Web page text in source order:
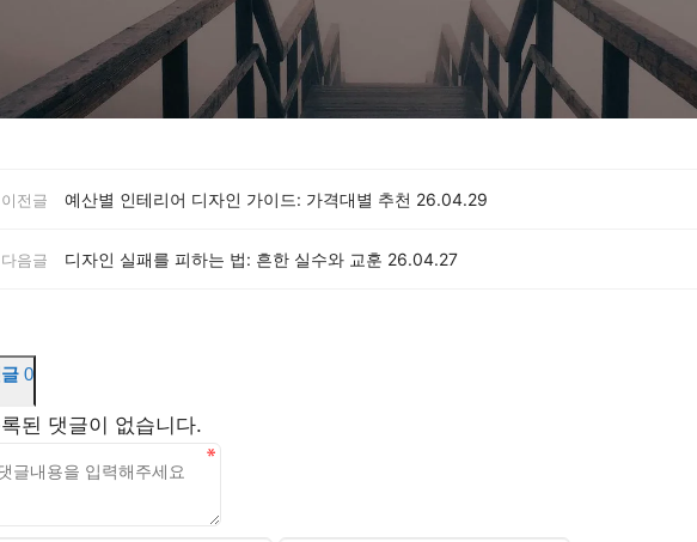
이전글 예산별 인테리어 디자인 가이드: 가격대별 추천 26.04.29
다음글 디자인 실패를 피하는 법: 흔한 실수와 교훈 26.04.27
0
된 댓글이 없습니다.